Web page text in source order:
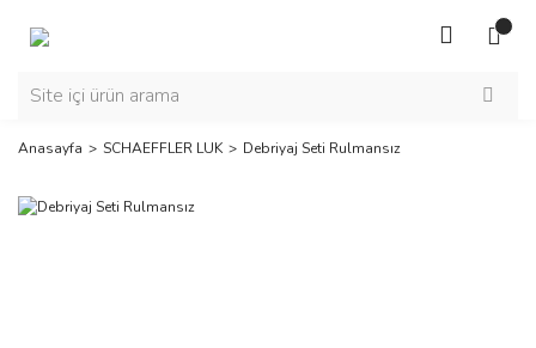
Anasayfa SCHAEFFLER LUK Debriyaj Seti Rulmansız